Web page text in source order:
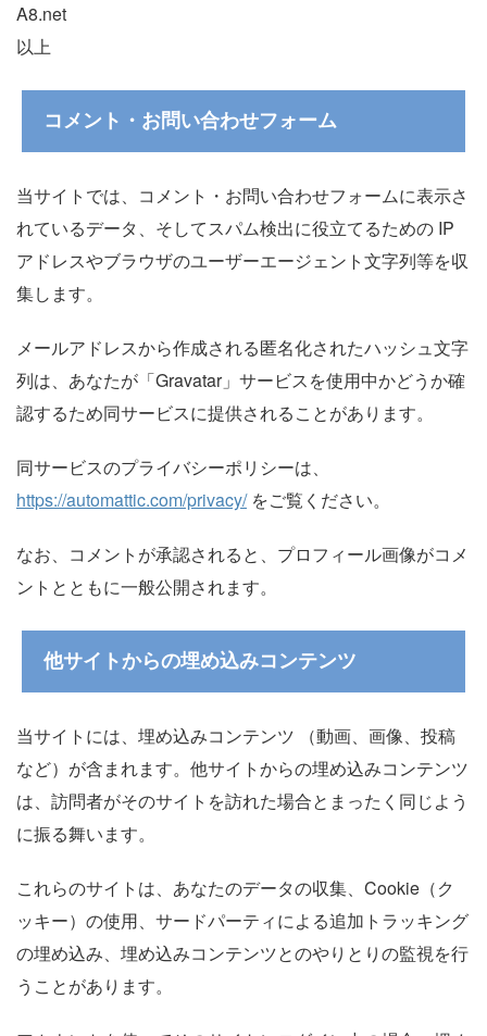
A8.net
以上
コメント・お問い合わせフォーム
当サイトでは、コメント・お問い合わせフォームに表示さ
れているデータ、そしてスパム検出に役立てるための IP
アドレスやブラウザのユーザーエージェント文字列等を収
集します。
メールアドレスから作成される匿名化されたハッシュ文字
列は、あなたが「Gravatar」サービスを使用中かどうか確
認するため同サービスに提供されることがあります。
同サービスのプライバシーポリシーは、
https://automattic.com/privacy/をご覧ください。
なお、コメントが承認されると、プロフィール画像がコメ
ントとともに一般公開されます。
他サイトからの埋め込みコンテンツ
当サイトには、埋め込みコンテンツ （動画、画像、投稿
など）が含まれます。他サイトからの埋め込みコンテンツ
は、訪問者がそのサイトを訪れた場合とまったく同じよう
に振る舞います。
これらのサイトは、あなたのデータの収集、Cookie（ク
ッキー）の使用、サードパーティによる追加トラッキング
の埋め込み、埋め込みコンテンツとのやりとりの監視を行
うことがあります。